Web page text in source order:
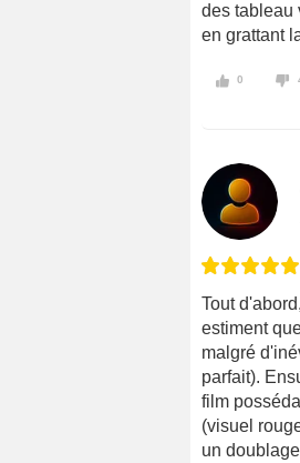
des tableau
en grattant
0
Tout
estiment
malgré
parfait).
film
(visuel
un